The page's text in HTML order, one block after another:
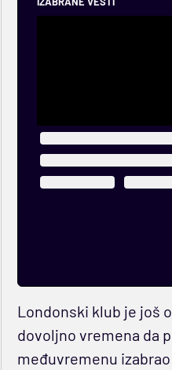
Londonski klub je još
dovoljno vremena da
međuvremenu